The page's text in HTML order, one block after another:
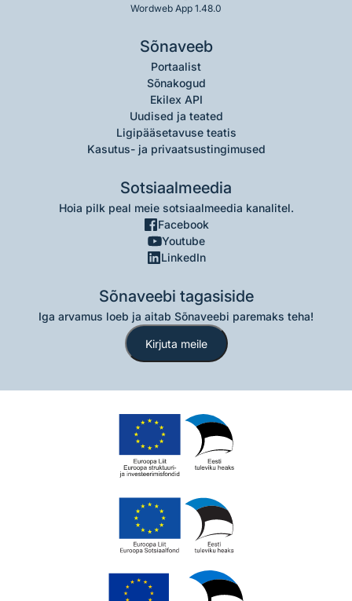
Wordweb App 1.48.0
Sõnaveeb
Portaalist
Sõnakogud
Ekilex API
Uudised ja teated
Ligipääsetavuse teatis
Kasutus- ja privaatsustingimused
Sotsiaalmeedia
Hoia pilk peal meie sotsiaalmeedia kanalitel.
Facebook
Youtube
LinkedIn
Sõnaveebi tagasiside
Iga arvamus loeb ja aitab Sõnaveebi paremaks teha!
Kirjuta meile